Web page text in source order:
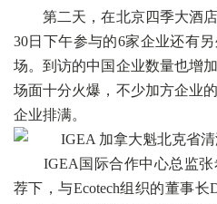
第二天，在北京四季大酒
30日下午参与的6家企业还有
场。到访的中国企业数量也增
场面十分火爆，不少加方企业
企业排满。
IGEA国际合作中心总监张
荐下，与Ecotech组织的董事长